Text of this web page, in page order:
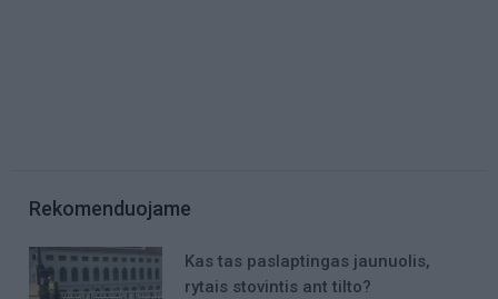
Rekomenduojame
Kas tas paslaptingas jaunuolis,
rytais stovintis ant tilto?